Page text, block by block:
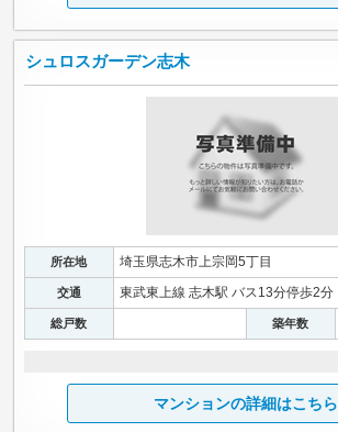
シュロスガーデン志木
所在地 埼玉県志木市上宗岡5丁目
交通 東武東上線 志木駅 バス13分停歩2分
総戸数 築年数
マンションの詳細はこちら